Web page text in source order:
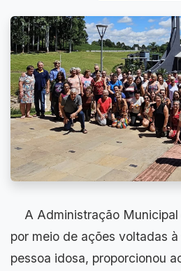
A Administração Municipal
por meio de ações voltadas
pessoa idosa, proporcionou